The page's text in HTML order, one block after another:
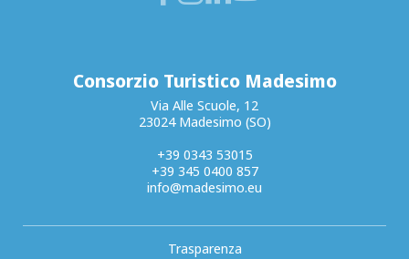
Consorzio Turistico Madesimo
Via Alle Scuole, 12
23024 Madesimo (SO)
+39 0343 53015
+39 345 0400 857
info@madesimo.eu
Trasparenza